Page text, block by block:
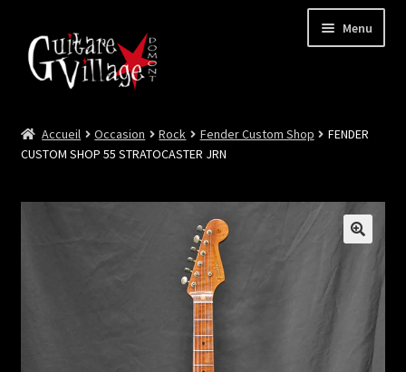
Menu
Neuf
le
menu
enfant
Accueil Occasion Rock Fender Custom Shop
FENDER
CUSTOM SHOP 55 STRATOCASTER JRN